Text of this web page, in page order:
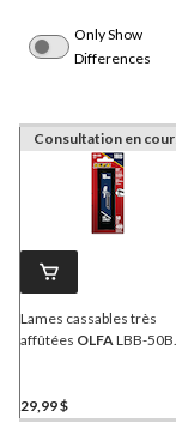
Only Show
Differences
Consultation en
Lames cassables très
affûtées OLFALBB-50B
29,99 $